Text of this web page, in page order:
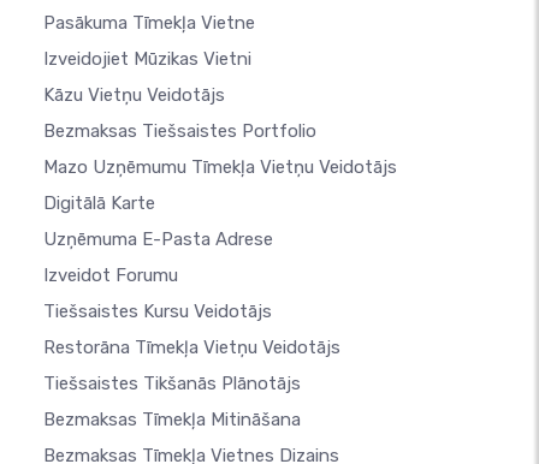
Pasākuma Tīmekļa Vietne
Izveidojiet Mūzikas Vietni
Kāzu Vietņu Veidotājs
Bezmaksas Tiešsaistes Portfolio
Mazo Uzņēmumu Tīmekļa Vietņu Veidotājs
Digitālā Karte
Uzņēmuma E-Pasta Adrese
Izveidot Forumu
Tiešsaistes Kursu Veidotājs
Restorāna Tīmekļa Vietņu Veidotājs
Tiešsaistes Tikšanās Plānotājs
Bezmaksas Tīmekļa Mitināšana
Bezmaksas Tīmekļa Vietnes Dizains